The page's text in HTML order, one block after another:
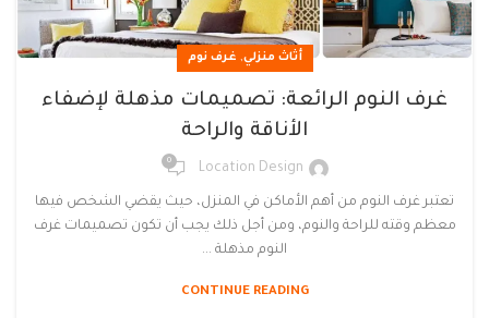
أثاث منزلي, غرف نوم
غرف النوم الرائعة: تصميمات مذهلة لإضفاء
الأناقة والراحة
Location Design
0
تعتبر غرف النوم من أهم الأماكن في المنزل، حيث يقضي الشخص فيها
معظم وقته للراحة والنوم، ومن أجل ذلك يجب أن تكون تصميمات غرف
النوم مذهلة ...
CONTINUE READING